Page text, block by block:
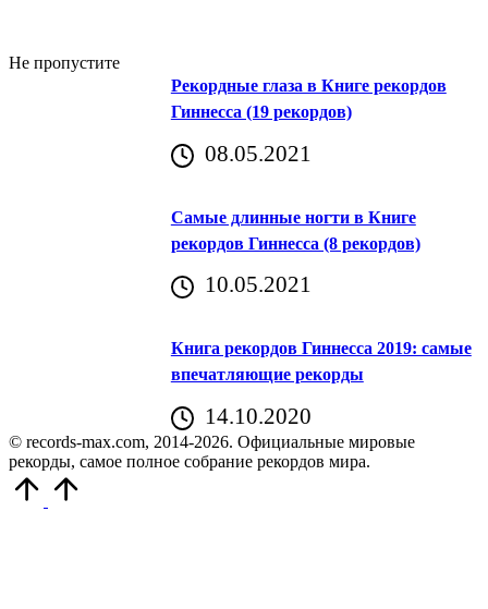
Не пропустите
Рекордные глаза в Книге рекордов
Гиннесса (19 рекордов)
08.05.2021
Самые длинные ногти в Книге
рекордов Гиннесса (8 рекордов)
10.05.2021
Книга рекордов Гиннесса 2019: самые
впечатляющие рекорды
14.10.2020
© records-max.com, 2014-2026. Официальные мировые
рекорды, самое полное собрание рекордов мира.